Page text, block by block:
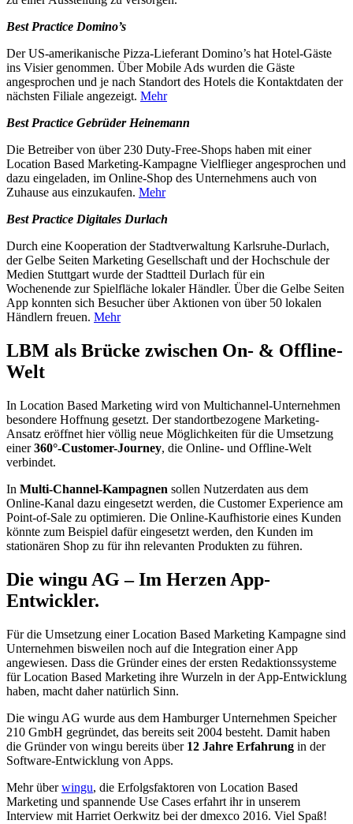
Best Practice Domino’s
Der US-amerikanische Pizza-Lieferant Domino’s hat Hotel-Gäste
ins Visier genommen. Über Mobile Ads wurden die Gäste
angesprochen und je nach Standort des Hotels die Kontaktdaten der
nächsten Filiale angezeigt. Mehr
Best Practice Gebrüder Heinemann
Die Betreiber von über 230 Duty-Free-Shops haben mit einer
Location Based Marketing-Kampagne Vielflieger angesprochen und
dazu eingeladen, im Online-Shop des Unternehmens auch von
Zuhause aus einzukaufen. Mehr
Best Practice Digitales Durlach
Durch eine Kooperation der Stadtverwaltung Karlsruhe-Durlach,
der Gelbe Seiten Marketing Gesellschaft und der Hochschule der
Medien Stuttgart wurde der Stadtteil Durlach für ein
Wochenende zur Spielfläche lokaler Händler. Über die Gelbe Seiten
App konnten sich Besucher über Aktionen von über 50 lokalen
Händlern freuen. Mehr
LBM als Brücke zwischen On- & Offline-
Welt
In Location Based Marketing wird von Multichannel-Unternehmen
besondere Hoffnung gesetzt. Der standortbezogene Marketing-
Ansatz eröffnet hier völlig neue Möglichkeiten für die Umsetzung
einer360°-Customer-Journey, die Online- und Offline-Welt
verbindet.
In Multi-Channel-Kampagnen sollen Nutzerdaten aus dem
Online-Kanal dazu eingesetzt werden, die Customer Experience am
Point-of-Sale zu optimieren. Die Online-Kaufhistorie eines Kunden
könnte zum Beispiel dafür eingesetzt werden, den Kunden im
stationären Shop zu für ihn relevanten Produkten zu führen.
Die wingu AG – Im Herzen App-
Entwickler.
Für die Umsetzung einer Location Based Marketing Kampagne sind
Unternehmen bisweilen noch auf die Integration einer App
angewiesen. Dass die Gründer eines der ersten Redaktionssysteme
für Location Based Marketing ihre Wurzeln in der App-Entwicklung
haben, macht daher natürlich Sinn.
Die wingu AG wurde aus dem Hamburger Unternehmen Speicher
210 GmbH gegründet, das bereits seit 2004 besteht. Damit haben
die Gründer von wingu bereits über 12 Jahre Erfahrung in der
Software-Entwicklung von Apps.
Mehr überwingu, die Erfolgsfaktoren von Location Based
Marketing und spannende Use Cases erfahrt ihr in unserem
Interview mit Harriet Oerkwitz bei der dmexco 2016. Viel Spaß!